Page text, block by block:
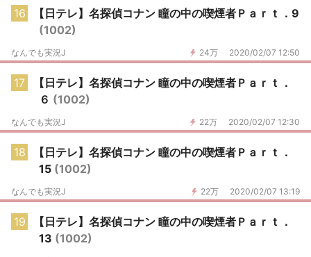
16
【日テレ】名探偵コナン 瞳の中の喫煙者Ｐａｒｔ．9
(1002)
24万 2020/02/07 12:50
なんでも実況J
17
【日テレ】名探偵コナン 瞳の中の喫煙者Ｐａｒｔ．
６ (1002)
22万 2020/02/07 12:30
なんでも実況J
18
【日テレ】名探偵コナン 瞳の中の喫煙者Ｐａｒｔ．
15 (1002)
22万 2020/02/07 13:19
なんでも実況J
19
【日テレ】名探偵コナン 瞳の中の喫煙者Ｐａｒｔ．
13 (1002)